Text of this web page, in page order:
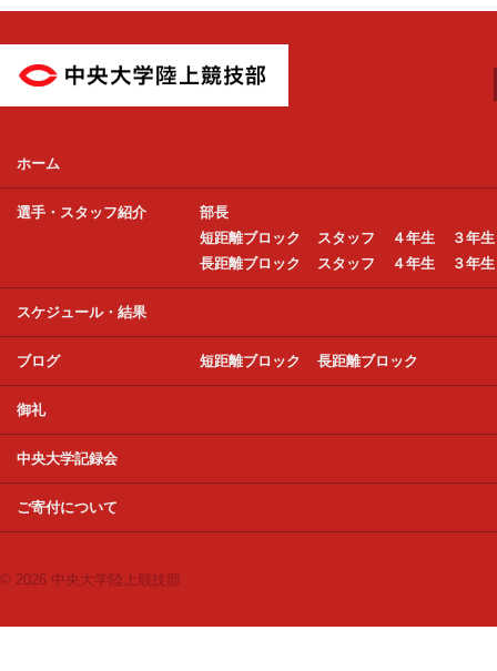
ホーム
選手・スタッフ紹介
部長
短距離ブロック
スタッフ ４年生
３年生
長距離ブロック
スタッフ ４年生 ３年生
スケジュール・結果
ブログ 短距離ブロック 長距離ブロック
御礼
中央大学記録会
ご寄付について
© 2026 中央大学陸上競技部